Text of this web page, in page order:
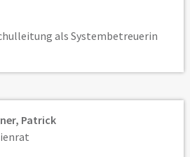
als Systembetreuerin
Patrick